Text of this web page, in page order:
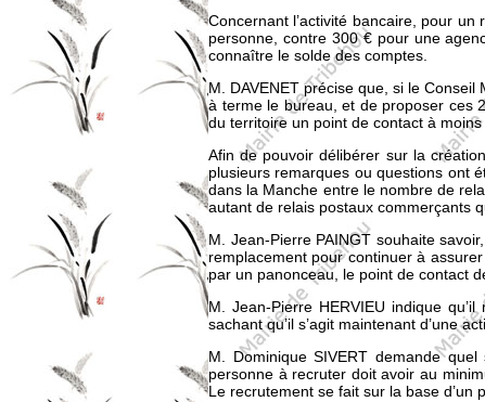
Concernant l’activité bancaire, pour
personne, contre 300 € pour une
connaître le solde des comptes.
M. DAVENET précise que, si le
à terme le bureau, et de proposer ces
du territoire un point de contact à
Afin de pouvoir délibérer sur la
plusieurs remarques ou questions ont
dans la Manche entre le nombre de
autant de relais postaux commerçants
M. Jean-Pierre PAINGT souhaite
remplacement pour continuer à
par un panonceau, le point de contact
M. Jean-Pierre HERVIEU indique
sachant qu’il s’agit maintenant d’une
M. Dominique SIVERT demande
personne à recruter doit avoir au
Le recrutement se fait sur la base d’un